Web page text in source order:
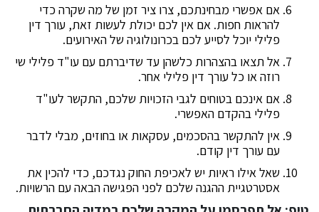
אם אפשרי מבחינתכם, צרו ציר זמן של מה שקרה כדי
להראות חפות. אם אין לכם יכולת לעשות זאת, עורך דין
פלילי יוכל לסייע לכם בכרונולוגיה של האירועים.
אל תצאו בהצהרות כלשהן עד שדיברתם עם עו"ד פלילי שי
רוזה או כל עורך דין פלילי אחר.
אם אינכם בטוחים לגבי הזכויות שלכם, התקשר לעו"ד
פלילי בהקדם האפשרי.
אין להתקשר בהסכמים, עסקאות או בחוזים, מבלי לדבר
עם עורך דין קודם.
שאל אילו ראיות יש לאכיפת החוק נגדכם, כדי להכין את
אסטרטגיית ההגנה שלכם לפני הפגישה הבאה עם הרשויות.